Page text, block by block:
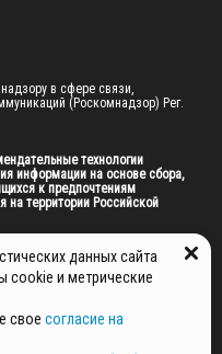
в сфере связи,
(Роскомнадзор) Рег.
технологии
информации на основе сбора,
к предпочтениям
на территории Российской
ГАУ МО "ЦИФРОВЫЕ
ДАННЫХ
данных сайта
cookie и метрические
свое согласие на